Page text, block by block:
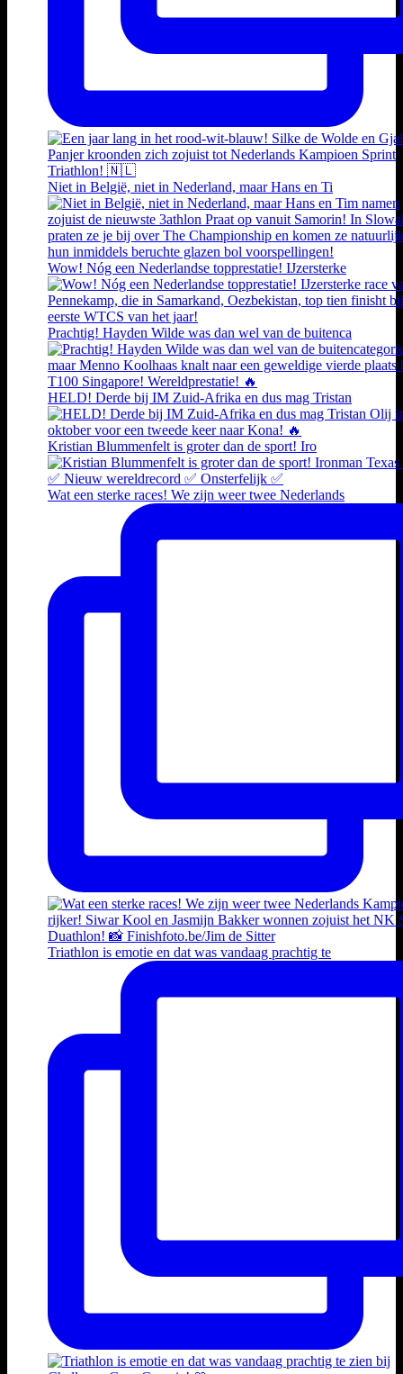
Niet in België, niet in Nederland, maar Hans en Ti
Wow! Nóg een Nederlandse topprestatie! IJzersterke
Prachtig! Hayden Wilde was dan wel van de buitenca
HELD! Derde bij IM Zuid-Afrika en dus mag Tristan
Kristian Blummenfelt is groter dan de sport! Iro
Wat een sterke races! We zijn weer twee Nederlands
Triathlon is emotie en dat was vandaag prachtig te